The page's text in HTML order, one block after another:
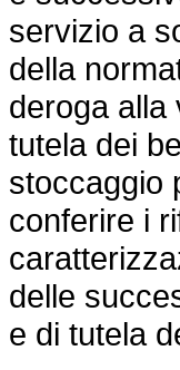
servizio a
della
deroga alla
tutela dei
stoccaggio
conferire i
delle
e di tutela